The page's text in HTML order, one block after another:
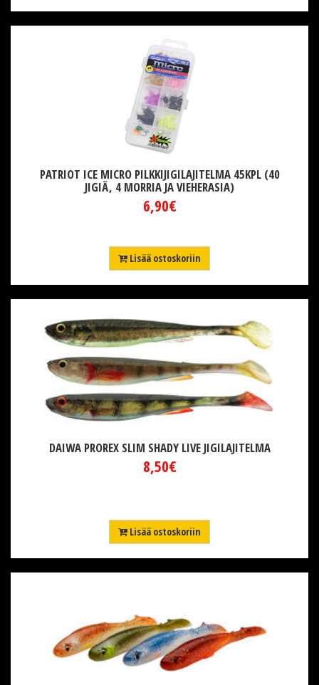
PATRIOT ICE MICRO PILKKIJIGILAJITELMA 45KPL (40
JIGIÄ, 4 MORRIA JA VIEHERASIA)
6,90€
Lisää ostoskoriin
DAIWA PROREX SLIM SHADY LIVE JIGILAJITELMA
8,50€
Lisää ostoskoriin